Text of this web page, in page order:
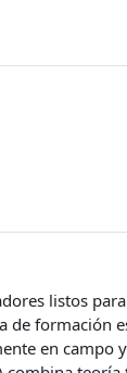
listos
de formación
en